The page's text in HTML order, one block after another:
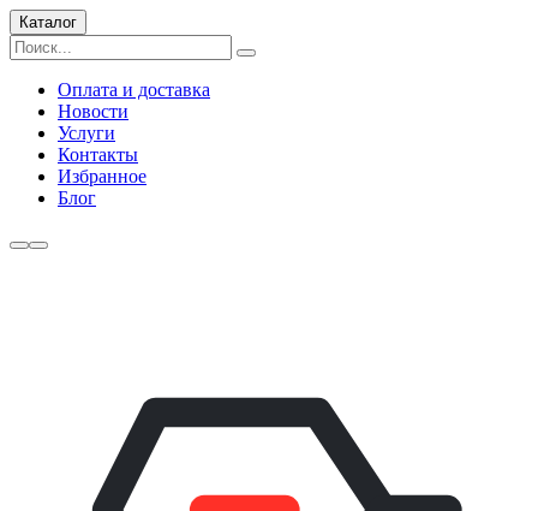
Каталог
Оплата и доставка
Новости
Услуги
Контакты
Избранное
Блог